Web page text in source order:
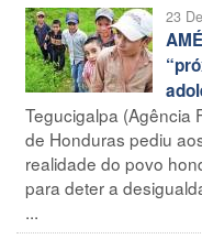
23
Tegucigalpa (Agência
de Honduras pediu
realidade do povo
para deter a
...